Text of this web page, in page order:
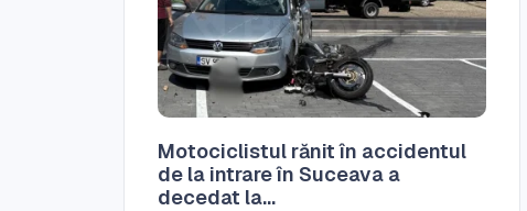
Motociclistul rănit în accidentul
de la intrare în Suceava a
decedat la...